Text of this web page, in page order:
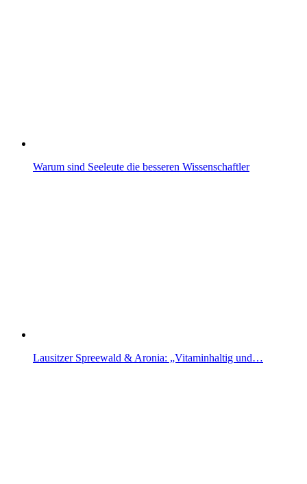
Warum sind Seeleute die besseren Wissenschaftler
Lausitzer Spreewald & Aronia: „Vitaminhaltig und…